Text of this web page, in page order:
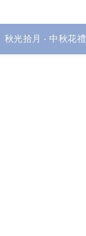
秋光拾月 • 中秋花禮